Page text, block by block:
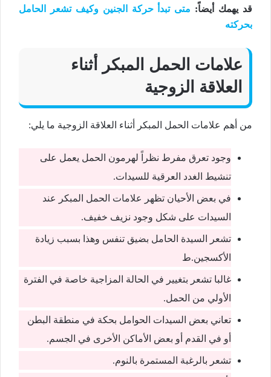
قد يهمك أيضاً: متى تبدأ حركة الجنين وكيف تشعر الحامل
بحركته
علامات الحمل المبكر أثناء
العلاقة الزوجية
من أهم علامات الحمل المبكر أثناء العلاقة الزوجية ما يلي:
وجود تعرق مفرط نظراً لهرمون الحمل يعمل على
تنشيط الغدد العرقية للسيدات.
في بعض الأحيان تظهر علامات الحمل المبكر عند
السيدات على شكل وجود نزيف خفيف.
تشعر السيدة الحامل بضيق تنفس وهذا بسبب زيادة
الأكسجين.ط
غالبا تشعر بتغيير في الحالة المزاجية خاصة في الفترة
الأولي من الحمل.
تعاني بعض السيدات الحوامل بحكة في منطقة البطن
أو في القدم أو بعض الأماكن الأخرى في الجسم.
تشعر بالرغبة المستمرة بالنوم.